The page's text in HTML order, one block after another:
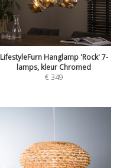
LifestyleFurn Hanglamp 'Rock' 7-
lamps, kleur Chromed
€349